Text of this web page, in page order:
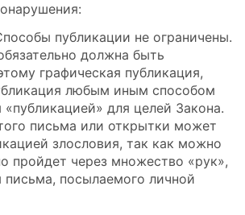
публикации не ограничены.
должна быть
графическая публикация,
любым иным способом
«публикацией» для целей Закона.
письма или открытки может
злословия, так как можно
пройдет через множество «рук»,
письма, посылаемого личной